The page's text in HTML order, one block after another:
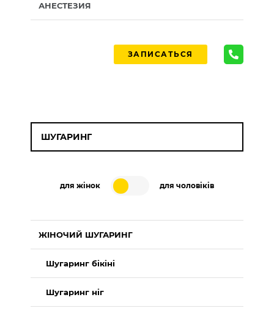
АНЕСТЕЗИЯ
ЗАПИСАТЬСЯ
ШУГАРИНГ
для жінок для чоловіків
ЖІНОЧИЙ ШУГАРИНГ
Шугаринг бікіні
Шугаринг ніг